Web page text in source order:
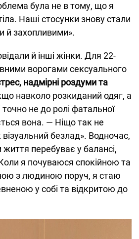
була не в тому, що я
Наші стосунки знову стали
й захопливими».
й інші жінки. Для 22-
ворогами сексуального
надмірні роздуми та
навколо розкиданий одяг, а
точно не до ролі фатальної
вона. — Ніщо так не
візуальний безлад». Водночас,
життя перебуває у балансі,
я почуваюся спокійною та
з людиною поруч, я стаю
у собі та відкритою до